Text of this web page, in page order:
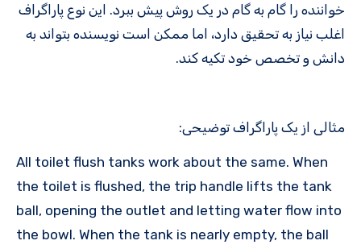
خواننده را گام به گام در یک روش پیش ببرد. این نوع پاراگراف
اغلب نیاز به تحقیق دارد، اما ممکن است نویسنده بتواند به
دانش و تخصص خود تکیه کند.
مثالی از یک پاراگراف توضیحی:
All toilet flush tanks work about the same. When
the toilet is flushed, the trip handle lifts the tank
ball, opening the outlet and letting water flow into
the bowl. When the tank is nearly empty, the ball